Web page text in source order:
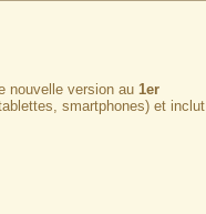
nouvelle version au 1er
smartphones) et inclut